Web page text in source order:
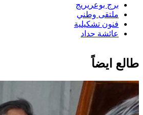
برج بوعريريج
ملتقى وطني
فنون تشكيلية
عائشة حداد
طالع ايضاً